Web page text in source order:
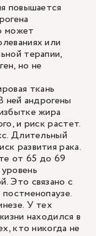
повышается
может
или
терапии,
но не
ткань
ней андрогены
жира
и риск растет.
Длительный
развития рака.
от 65 до 69
Это связано с
У тех
находился в
кто никогда не